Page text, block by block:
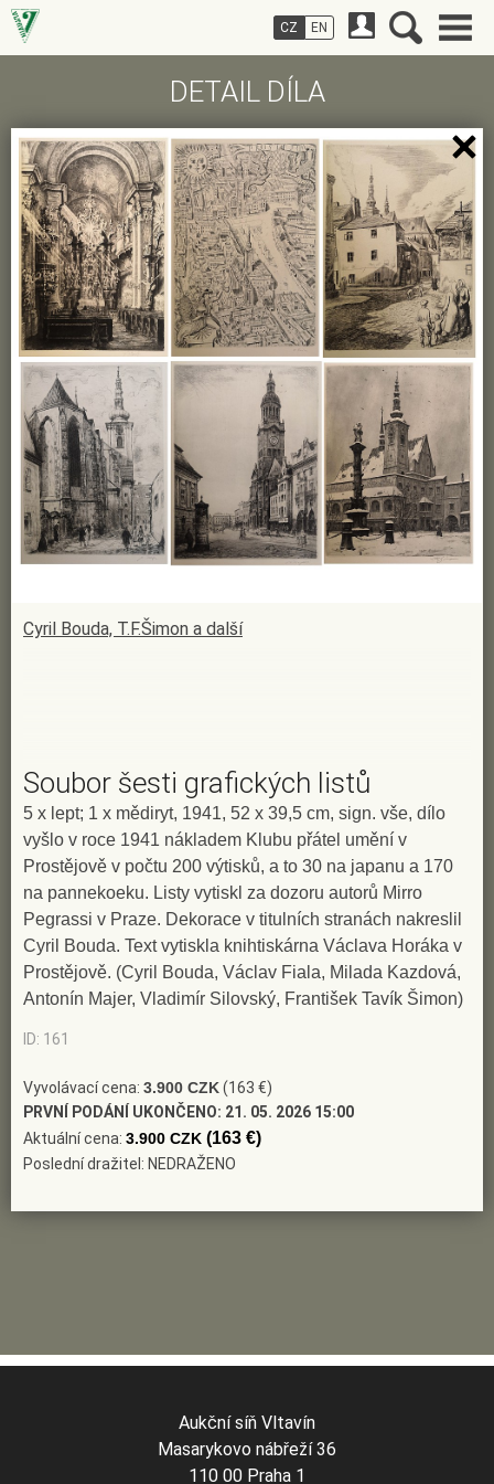
DETAIL DÍLA
Cyril Bouda, T.F.Šimon a další
Soubor šesti grafických listů
5 x lept; 1 x mědiryt, 1941, 52 x 39,5 cm, sign. vše, dílo
vyšlo v roce 1941 nákladem Klubu přátel umění v
Prostějově v počtu 200 výtisků, a to 30 na japanu a 170
na pannekoeku. Listy vytiskl za dozoru autorů Mirro
Pegrassi v Praze. Dekorace v titulních stranách nakreslil
Cyril Bouda. Text vytiskla knihtiskárna Václava Horáka v
Prostějově. (Cyril Bouda, Václav Fiala, Milada Kazdová,
Antonín Majer, Vladimír Silovský, František Tavík Šimon)
ID: 161
Vyvolávací cena: 3.900 CZK(163 €)
PRVNÍ PODÁNÍ UKONČENO: 21. 05. 2026 15:00
Aktuální cena: 3.900 CZK (163 €)
Poslední dražitel: NEDRAŽENO
CZ EN
Aukční síň Vltavín
Masarykovo nábřeží 36
110 00 Praha 1